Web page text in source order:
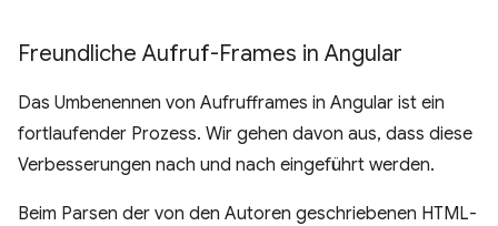
Freundliche Aufruf-Frames in Angular
Das Umbenennen von Aufrufframes in Angular ist ein
fortlaufender Prozess. Wir gehen davon aus, dass diese
Verbesserungen nach und nach eingeführt werden.
Beim Parsen der von den Autoren geschriebenen HTML-